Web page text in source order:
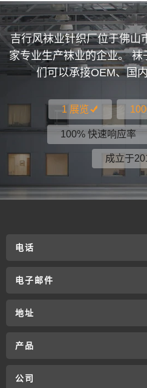
吉行风袜业针织厂位于佛山
家专业生产袜业的企业。
们可以承接OEM、国
1 展览
100% 快速响应率
成立于
电话
电子邮件
地址
产品
公司